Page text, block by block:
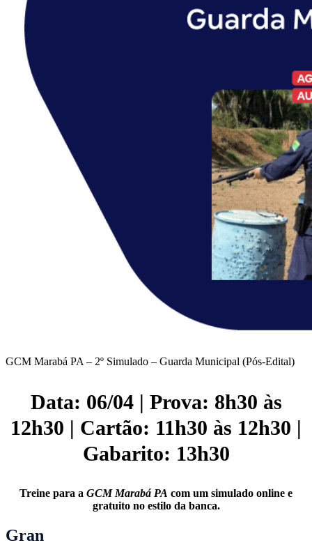
GCM Marabá PA – 2º Simulado – Guarda Municipal (Pós-Edital)
Data: 06/04 | Prova: 8h30 às
12h30 | Cartão: 11h30 às 12h30 |
Gabarito: 13h30
Treine para a GCM Marabá PA com um simulado online e
gratuito no estilo da banca.
Gran